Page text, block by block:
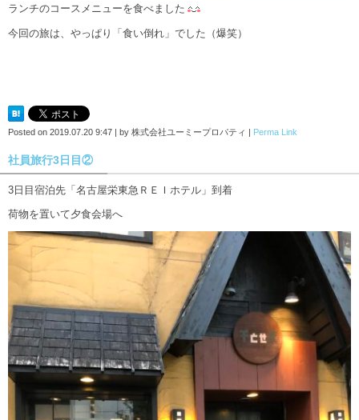
ランチのコースメニューを食べました
今回の旅は、やっぱり「食い倒れ」でした（爆笑）
Posted on 2019.07.20 9:47 | by 株式会社ユーミープロパティ | Perma Link
社員旅行3日目②
3日目宿泊先「名古屋栄東急ＲＥＩホテル」到着
荷物を置いて夕食会場へ